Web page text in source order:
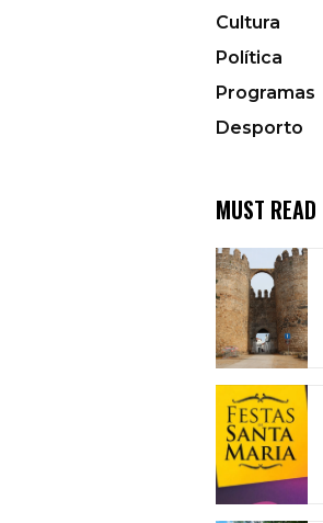
Cultura
Política
Programas
Desporto
MUST READ